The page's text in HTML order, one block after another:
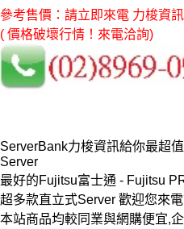
參考售價：請立即來電 力梭資訊
( 價格破壞行情！來電洽詢)
ServerBank力梭資訊給你最超
Server
最好的Fujitsu富士通 - Fujitsu
超多款直立式Server 歡迎您來
本站商品均較同業與網購便宜,